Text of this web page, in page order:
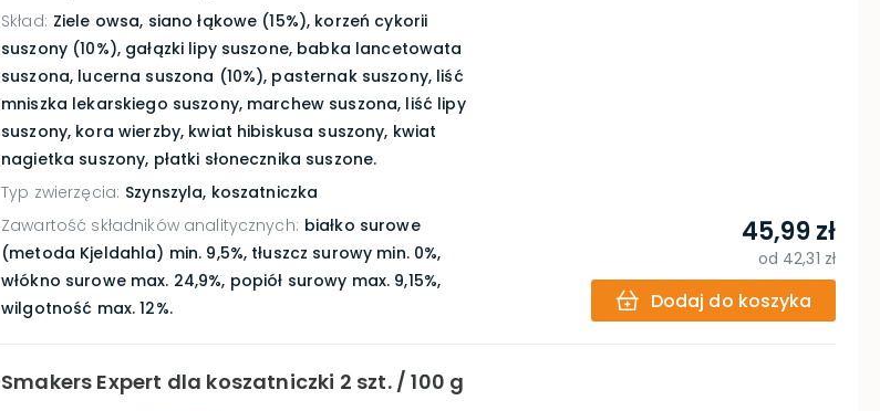
Skład: Ziele owsa, siano łąkowe (15%), korzeń cykorii
suszony (10%), gałązki lipy suszone, babka lancetowata
suszona, lucerna suszona (10%), pasternak suszony, liść
mniszka lekarskiego suszony, marchew suszona, liść lipy
suszony, kora wierzby, kwiat hibiskusa suszony, kwiat
nagietka suszony, płatki słonecznika suszone.
Typ zwierzęcia: Szynszyla, koszatniczka
Zawartość składników analitycznych: białko surowe
(metoda Kjeldahla) min. 9,5%, tłuszcz surowy min. 0%,
włókno surowe max. 24,9%, popiół surowy max. 9,15%,
wilgotność max. 12%.
45,99 zł
od 42,31 zł
Dodaj do koszyka
Smakers Expert dla koszatniczki 2 szt. / 100 g